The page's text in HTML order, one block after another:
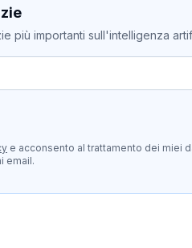
più importanti sull'intelligenza
e acconsento al trattamento dei miei
email.